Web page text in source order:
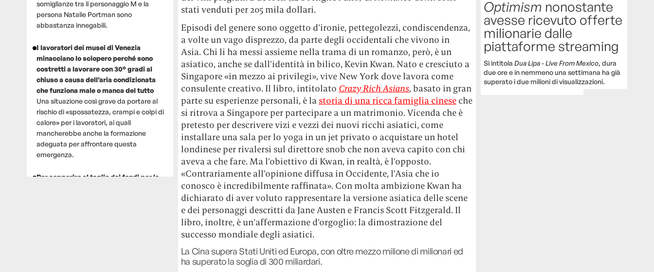
somiglianze tra il personaggio M e la
persona Natalie Portman sono
abbastanza innegabili.
I lavoratori dei musei di Venezia
minacciano lo sciopero perché sono
costretti a lavorare con 30° gradi al
chiuso a causa dell’aria condizionata
che funziona male o manca del tutto
Una situazione così grave da portare al
rischio di «spossatezza, crampi e colpi di
calore» per i lavoratori, ai quali
mancherebbe anche la formazione
adeguata per affrontare questa
emergenza.
Per sopperire al taglio dei fondi per la
stati venduti per 205 mila dollari.
Episodi del genere sono oggetto d’ironie, pettegolezzi, condiscendenza,
a volte un vago disprezzo, da parte degli occidentali che vivono in
Asia. Chi li ha messi assieme nella trama di un romanzo, però, è un
asiatico, anche se dall’identità in bilico, Kevin Kwan. Nato e cresciuto a
Singapore «in mezzo ai privilegi», vive New York dove lavora come
consulente creativo. Il libro, intitolato Crazy Rich Asians, basato in gran
parte su esperienze personali, è la storia di una ricca famiglia cineseche
si ritrova a Singapore per partecipare a un matrimonio. Vicenda che è
pretesto per descrivere vizi e vezzi dei nuovi ricchi asiatici, come
installare una sala per lo yoga in un jet privato o acquistare un hotel
londinese per rivalersi sul direttore snob che non aveva capito con chi
aveva a che fare. Ma l’obiettivo di Kwan, in realtà, è l’opposto.
«Contrariamente all’opinione diffusa in Occidente, l’Asia che io
conosco è incredibilmente raffinata». Con molta ambizione Kwan ha
dichiarato di aver voluto rappresentare la versione asiatica delle scene
e dei personaggi descritti da Jane Austen e Francis Scott Fitzgerald. Il
libro, inoltre, è un’affermazione d’orgoglio: la dimostrazione del
successo mondiale degli asiatici.
La Cina supera Stati Uniti ed Europa, con oltre mezzo milione di milionari ed
ha superato la soglia di 300 miliardari.
Optimism nonostante
avesse ricevuto offerte
milionarie dalle
piattaforme streaming
Si intitolaDua Lipa - Live From Mexico, dura
due ore e in nemmeno una settimana ha già
superato i due milioni di visualizzazioni.